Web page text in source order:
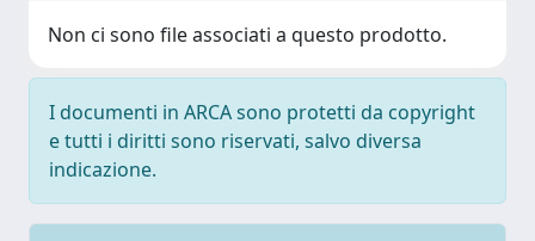
Non ci sono file associati a questo prodotto.
I documenti in ARCA sono protetti da copyright
e tutti i diritti sono riservati, salvo diversa
indicazione.